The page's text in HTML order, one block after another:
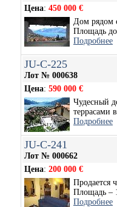
Цена: 450 000 €
Дом рядом
Площадь
Подробнее
JU-C-225
Лот № 000638
Цена: 590 000 €
Чудесный
террасами
Подробнее
JU-C-241
Лот № 000662
Цена: 200 000 €
Продается
Площадь –
Подробнее